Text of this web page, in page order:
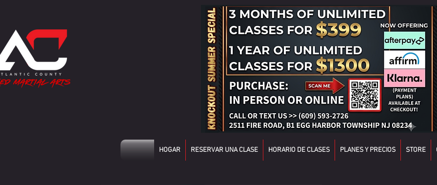
HOGAR RESERVAR UNA CLASE HORARIO DE CLASES PLANES Y PRECIOS STORE